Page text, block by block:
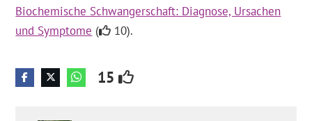
Biochemische Schwangerschaft: Diagnose, Ursachen
und Symptome ( 10).
15